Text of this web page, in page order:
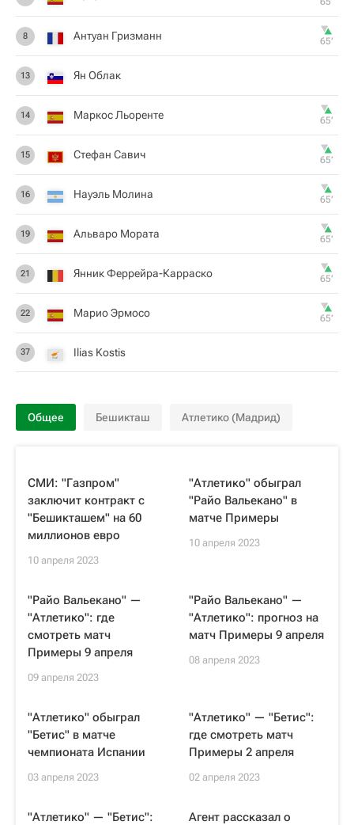
8 Антуан Гризманн 65‎’‎
13 Ян Облак
14 Маркос Льоренте 65‎’‎
15 Стефан Савич 65‎’‎
16 Науэль Молина 65‎’‎
19 Альваро Мората 65‎’‎
21 Янник Феррейра-Карраско 65‎’‎
22 Марио Эрмосо 65‎’‎
37 Ilias Kostis
Общее Бешикташ Атлетико (Мадрид)
СМИ: "Газпром"
заключит контракт с
"Бешикташем" на 60
миллионов евро
10 апреля 2023
"Атлетико" обыграл
"Райо Вальекано" в
матче Примеры
10 апреля 2023
"Райо Вальекано" —
"Атлетико": где
смотреть матч
Примеры 9 апреля
09 апреля 2023
"Райо Вальекано" —
"Атлетико": прогноз на
матч Примеры 9 апреля
08 апреля 2023
"Атлетико" обыграл
"Бетис" в матче
чемпионата Испании
03 апреля 2023
"Атлетико" — "Бетис":
где смотреть матч
Примеры 2 апреля
02 апреля 2023
"Атлетико" — "Бетис":
Агент рассказал о